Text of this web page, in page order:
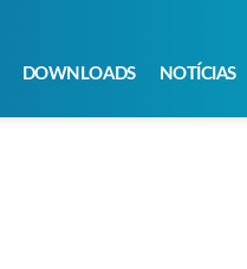
DOWNLOADS NOTÍCIAS